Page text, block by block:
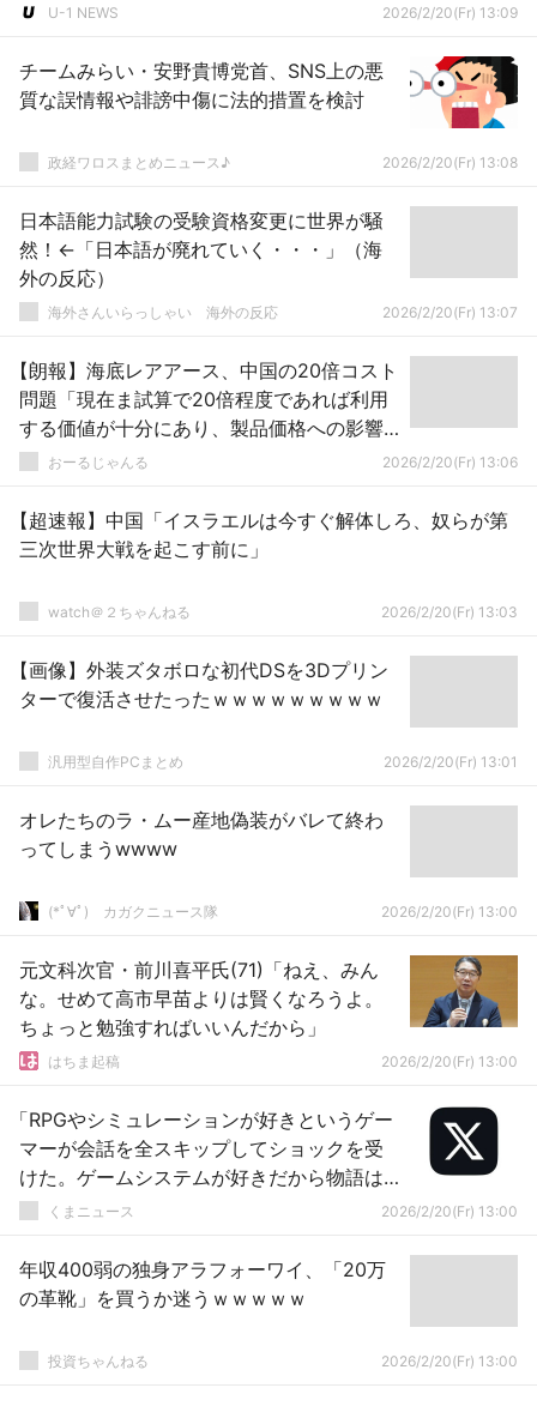
U-1 NEWS 2026/2/20(Fr) 13:09
チームみらい・安野貴博党首、SNS上の悪
質な誤情報や誹謗中傷に法的措置を検討
政経ワロスまとめニュース♪ 2026/2/20(Fr) 13:08
日本語能力試験の受験資格変更に世界が騒
然！←「日本語が廃れていく・・・」（海
外の反応）
海外さんいらっしゃい 海外の反応 2026/2/20(Fr) 13:07
【朗報】海底レアアース、中国の20倍コスト
問題「現在ま試算で20倍程度であれば利用
する価値が十分にあり、製品価格への影響
は少ない」ことが判明！！
おーるじゃんる 2026/2/20(Fr) 13:06
【超速報】中国「イスラエルは今すぐ解体しろ、奴らが第
三次世界大戦を起こす前に」
watch＠２ちゃんねる 2026/2/20(Fr) 13:03
【画像】外装ズタボロな初代DSを3Dプリン
ターで復活させたったｗｗｗｗｗｗｗｗｗ
汎用型自作PCまとめ 2026/2/20(Fr) 13:01
オレたちのラ・ムー産地偽装がバレて終わ
ってしまうwwww
(*ﾟ∀ﾟ)ゞカガクニュース隊 2026/2/20(Fr) 13:00
元文科次官・前川喜平氏(71)「ねえ、みん
な。せめて高市早苗よりは賢くなろうよ。
ちょっと勉強すればいいんだから」
はちま起稿 2026/2/20(Fr) 13:00
「RPGやシミュレーションが好きというゲー
マーが会話を全スキップしてショックを受
けた。ゲームシステムが好きだから物語は
いらないらしい」
くまニュース 2026/2/20(Fr) 13:00
年収400弱の独身アラフォーワイ、「20万
の革靴」を買うか迷うｗｗｗｗｗ
投資ちゃんねる 2026/2/20(Fr) 13:00